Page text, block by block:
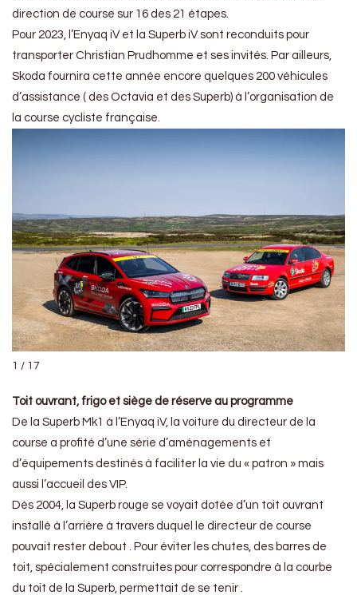
direction de course sur 16 des 21 étapes.
Pour 2023, l’Enyaq iV et la Superb iV sont reconduits pour
transporter Christian Prudhomme et ses invités. Par ailleurs,
Skoda fournira cette année encore quelques 200 véhicules
d’assistance ( des Octavia et des Superb) à l’organisation de
la course cycliste française.
1 / 17
Toit ouvrant, frigo et siège de réserve au programme
De la Superb Mk1 à l’Enyaq iV, la voiture du directeur de la
course a profité d’une série d’aménagements et
d’équipements destinés à faciliter la vie du « patron » mais
aussi l’accueil des VIP.
Dès 2004, la Superb rouge se voyait dotée d’un toit ouvrant
installé à l’arrière à travers duquel le directeur de course
pouvait rester debout . Pour éviter les chutes, des barres de
toit, spécialement construites pour correspondre à la courbe
du toit de la Superb, permettait de se tenir .